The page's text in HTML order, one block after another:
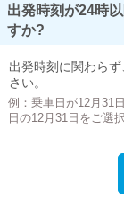
出発時刻が24時
すか?
出発時刻に関わら
さい。
例：乗車日が12月31
日の12月31日をご選